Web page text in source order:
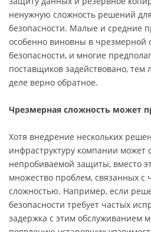
ненужную сложность решений
безопасности. Малые и средние
особенно виновны в чрезмерной
безопасности, и многие
поставщиков задействовано, тем
деле верно обратное.
Чрезмерная сложность может
Хотя внедрение нескольких
инфраструктуру компании может
непробиваемой защиты, вместо
множество проблем, связанных с
сложностью. Например, если
безопасности требует частых
задержка с этим обслуживанием